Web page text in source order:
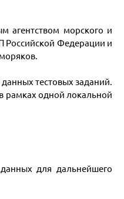
агентством морского и
Российской Федерации и
тестовых заданий.
рамках одной локальной
для дальнейшего